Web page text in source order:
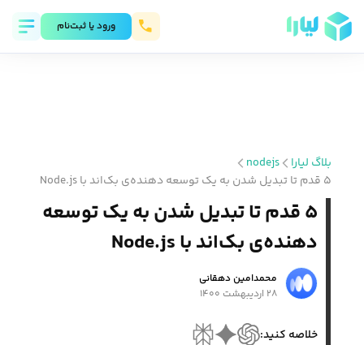
ورود يا ثبت‌نام
بلاگ لیارا
nodejs
۵ قدم تا تبدیل شدن به یک توسعه دهنده‌ی بک‌اند با Node.js
۵ قدم تا تبدیل شدن به یک توسعه
دهنده‌ی بک‌اند با Node.js
محمد‌امین دهقانی
۲۸ اردیبهشت ۱۴۰۰
خلاصه کنید: